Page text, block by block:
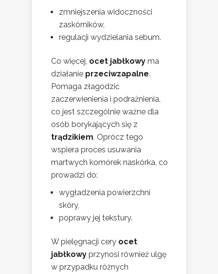
zmniejszenia widoczności
zaskórników,
regulacji wydzielania sebum.
Co więcej, ocet jabłkowy ma
działanie przeciwzapalne.
Pomaga złagodzić
zaczerwienienia i podrażnienia,
co jest szczególnie ważne dla
osób borykających się z
trądzikiem. Oprócz tego
wspiera proces usuwania
martwych komórek naskórka, co
prowadzi do:
wygładzenia powierzchni
skóry,
poprawy jej tekstury.
W pielęgnacji cery ocet
jabłkowy przynosi również ulgę
w przypadku różnych